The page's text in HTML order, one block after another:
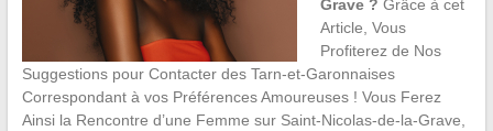
Grave ? Grâce à cet
Article, Vous
Profiterez de Nos
Suggestions pour Contacter des Tarn-et-Garonnaises
Correspondant à vos Préférences Amoureuses ! Vous Ferez
Ainsi la Rencontre d’une Femme sur Saint-Nicolas-de-la-Grave,